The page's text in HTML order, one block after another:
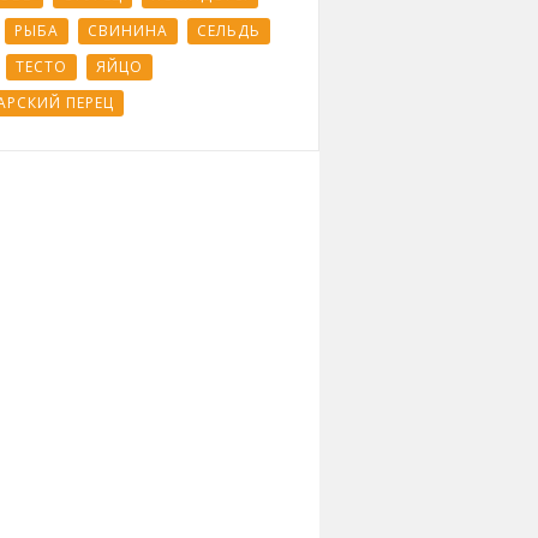
РЫБА СВИНИНА
СЕЛЬДЬ
ТЕСТО
ЯЙЦО
ПЕРЕЦ